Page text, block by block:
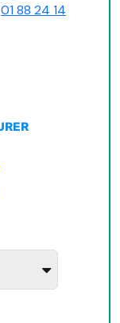
01 88 24 14